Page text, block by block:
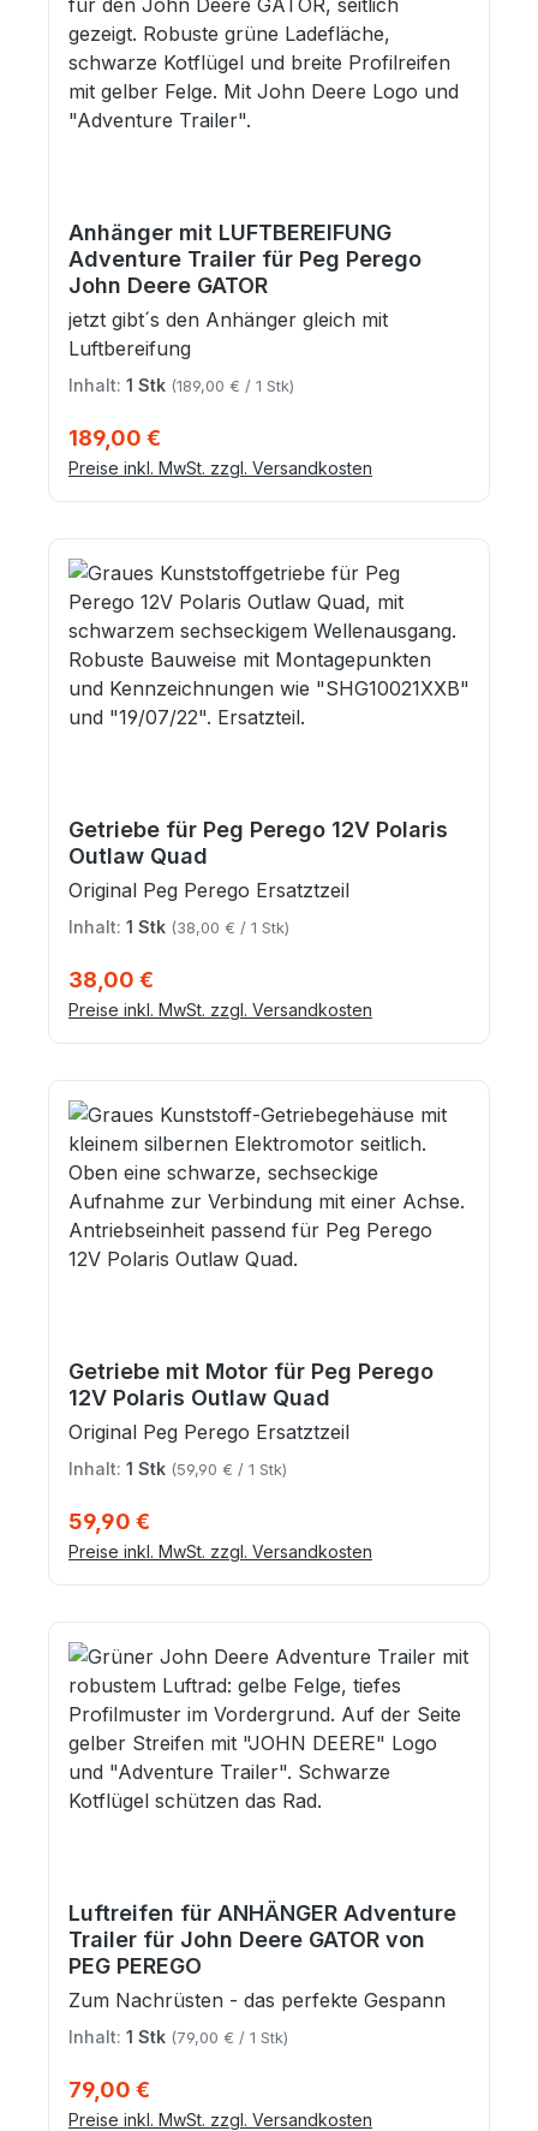
Anhänger mit LUFTBEREIFUNG
Adventure Trailer für Peg Perego
John Deere GATOR
jetzt gibt´s den Anhänger gleich mit
Luftbereifung
Inhalt: 1 Stk (189,00 € / 1 Stk)
189,00 €
Preise inkl. MwSt. zzgl. Versandkosten
Getriebe für Peg Perego 12V Polaris
Outlaw Quad
Original Peg Perego Ersatztzeil
Inhalt: 1 Stk (38,00 € / 1 Stk)
38,00 €
Preise inkl. MwSt. zzgl. Versandkosten
Getriebe mit Motor für Peg Perego
12V Polaris Outlaw Quad
Original Peg Perego Ersatztzeil
Inhalt: 1 Stk (59,90 € / 1 Stk)
59,90 €
Preise inkl. MwSt. zzgl. Versandkosten
Luftreifen für ANHÄNGER Adventure
Trailer für John Deere GATOR von
PEG PEREGO
Zum Nachrüsten - das perfekte Gespann
Inhalt: 1 Stk (79,00 € / 1 Stk)
79,00 €
Preise inkl. MwSt. zzgl. Versandkosten